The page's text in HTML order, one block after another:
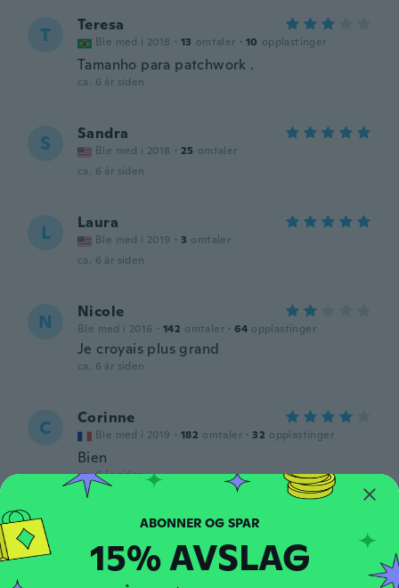
T Teresa
Ble med i 2018 · 13 omtaler · 10 opplastinger
Tamanho para patchwork .
ca. 6 år siden
S Sandra
Ble med i 2018 · 25 omtaler
ca. 6 år siden
L Laura
Ble med i 2019 · 3 omtaler
ca. 6 år siden
N Nicole
Ble med i 2016 · 142 omtaler · 64 opplastinger
Je croyais plus grand
ca. 6 år siden
C Corinne
Ble med i 2019 · 182 omtaler · 32 opplastinger
Bien
ca. 6 år siden
A Ble med i 2017 41 omtaler · 5
opplastinger
ca. 6 år siden
15% AVSLAG